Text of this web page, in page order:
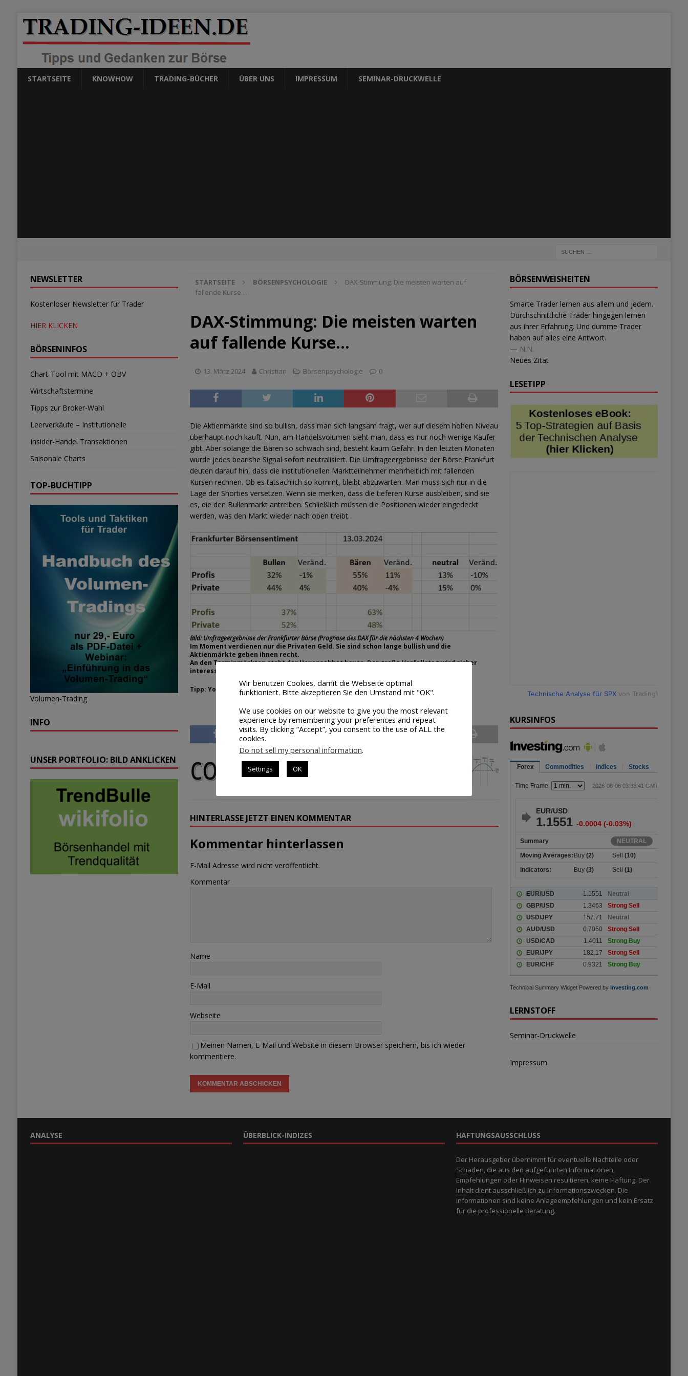
STARTSEITE KNOWHOW TRADING-BÜCHER ÜBER UNS IMPRESSUM SEMINAR-DRUCKWELLE
STARTSEITE BÖRSENPSYCHOLOGIE
DAX-Stimmung: Die meisten warten auf
fallende Kurse…
DAX-Stimmung: Die meisten warten
auf fallende Kurse…
13. März 2024 Christian Börsenpsychologie 0
Die Aktienmärkte sind so bullish, dass man sich langsam fragt, wer auf diesem hohen Niveau
überhaupt noch kauft. Nun, am Handelsvolumen sieht man, dass es nur noch wenige Käufer
gibt. Aber solange die Bären so schwach sind, besteht kaum Gefahr. In den letzten Monaten
wurde jedes bearishe Signal sofort neutralisiert. Die Umfrageergebnisse der Börse Frankfurt
deuten darauf hin, dass die institutionellen Marktteilnehmer mehrheitlich mit fallenden
Kursen rechnen. Ob es tatsächlich so kommt, bleibt abzuwarten. Man muss sich nur in die
Lage der Shorties versetzen. Wenn sie merken, dass die tieferen Kurse ausbleiben, sind sie
es, die den Bullenmarkt antreiben. Schließlich müssen die Positionen wieder eingedeckt
werden, was den Markt wieder nach oben treibt.
Bild: Umfrageergebnisse der Frankfurter Börse (Prognose des DAX für die nächsten 4 Wochen)
Im Moment verdienen nur die Privaten Geld. Sie sind schon lange bullish und die
Aktienmärkte geben ihnen recht.
An den Terminmärkten steht der Hexensabbat bevor. Der große Verfallstag wird sicher
interessant, danach wird sich zeigen, ob neue Bären aktiv werden.
Tipp: YouTube-Kanal für Trendaktien:TrendBulle
VORHERIGER
Trading mit COT-Daten
HINTERLASSE JETZT EINEN KOMMENTAR
Kommentar hinterlassen
E-Mail Adresse wird nicht veröffentlicht.
Kommentar
Name
E-Mail
Webseite
Meinen Namen, E-Mail und Website in diesem Browser speichern, bis ich wieder
kommentiere.
NEWSLETTER
Kostenloser Newsletter für Trader
HIER KLICKEN
BÖRSENINFOS
Chart-Tool mit MACD + OBV
Wirtschaftstermine
Tipps zur Broker-Wahl
Leerverkäufe – Institutionelle
Insider-Handel Transaktionen
Saisonale Charts
TOP-BUCHTIPP
Volumen-Trading
INFO
UNSER PORTFOLIO: BILD ANKLICKEN
BÖRSENWEISHEITEN
Smarte Trader lernen aus allem und jedem.
Durchschnittliche Trader hingegen lernen
aus ihrer Erfahrung. Und dumme Trader
haben auf alles eine Antwort.
— N.N.
Neues Zitat
LESETIPP
Technische Analyse für SPXvon TradingView
KURSINFOS
Technical Summary Widget Powered by Investing.com
LERNSTOFF
Seminar-Druckwelle
Impressum
ANALYSE ÜBERBLICK-INDIZES HAFTUNGSAUSSCHLUSS
Der Herausgeber übernimmt für eventuelle Nachteile oder
Schäden, die aus den aufgeführten Informationen,
Empfehlungen oder Hinweisen resultieren, keine Haftung. Der
Inhalt dient ausschließlich zu Informationszwecken. Die
Informationen sind keine Anlageempfehlungen und kein Ersatz
für die professionelle Beratung.
Wir benutzen Cookies, damit die Webseite optimal
funktioniert. Bitte akzeptieren Sie den Umstand mit "OK".
We use cookies on our website to give you the most relevant
experience by remembering your preferences and repeat
visits. By clicking “Accept”, you consent to the use of ALL the
cookies.
Do not sell my personal information.
Settings OK